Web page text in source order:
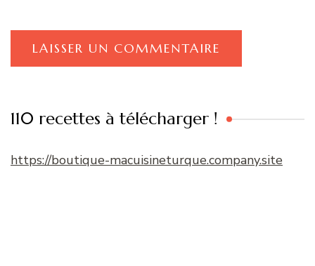
110 recettes à télécharger !
https://boutique-macuisineturque.company.site